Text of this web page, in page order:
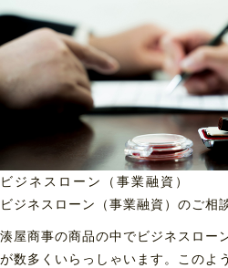
ビジネスローン（事業融資）
ビジネスローン（事業融資）のご相
湊屋商事の商品の中でビジネスロー
が数多くいらっしゃいます。このよ